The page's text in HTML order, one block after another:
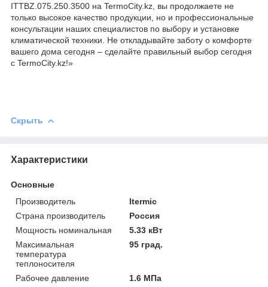
ITTBZ.075.250.3500 на TermoCity.kz, вы продолжаете не
только высокое качество продукции, но и профессиональные
консультации наших специалистов по выбору и установке
климатической техники. Не откладывайте заботу о комфорте
вашего дома сегодня – сделайте правильный выбор сегодня
с TermoCity.kz!»
Скрыть
Характеристики
Основные
Производитель
Itermic
Страна производитель
Россия
Мощность номинальная
5.33 кВт
Максимальная
температура
теплоносителя
95 град.
Рабочее давление 1.6 МПа